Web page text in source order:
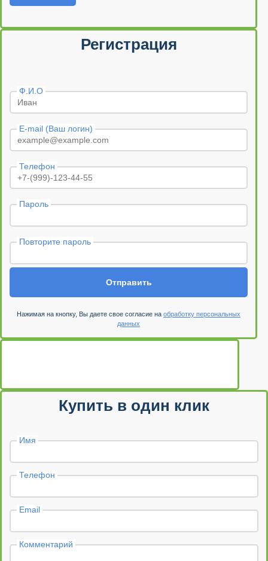
Регистрация
Ф.И.О
E-mail (Ваш логин)
Телефон
Пароль
Повторите пароль
Отправить
Нажимая на кнопку, Вы даете свое согласие на обработку персональных
данных
Купить в один клик
Имя
Телефон
Email
Комментарий